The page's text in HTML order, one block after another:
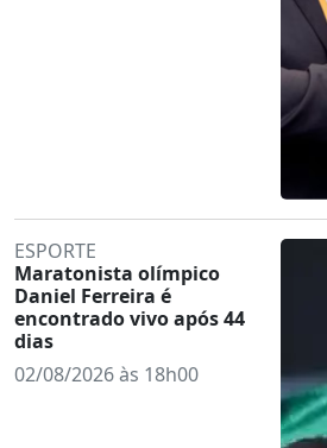
ESPORTE
Maratonista olímpico
Daniel Ferreira é
encontrado vivo após 44
dias
02/08/2026 às 18h00